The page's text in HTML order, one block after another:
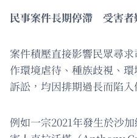
民事案件長期停滯 受害者
案件積壓直接影響民眾尋
作環境虐待、種族歧視、
訴訟，均因排期過長而陷入
例如一宗2021年發生於沙